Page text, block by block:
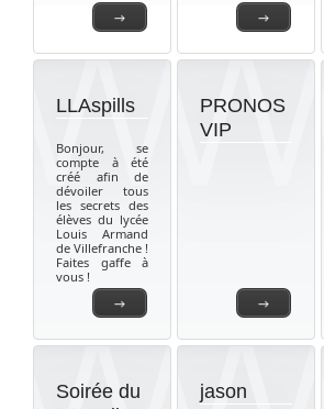
→ →
→
LLAspills
Bonjour, se
compte à été
créé afin de
dévoiler tous
les secrets des
élèves du lycée
Louis Armand
de Villefranche !
Faites gaffe à
vous !
→
PRONOS
VIP
Soirée du
jason